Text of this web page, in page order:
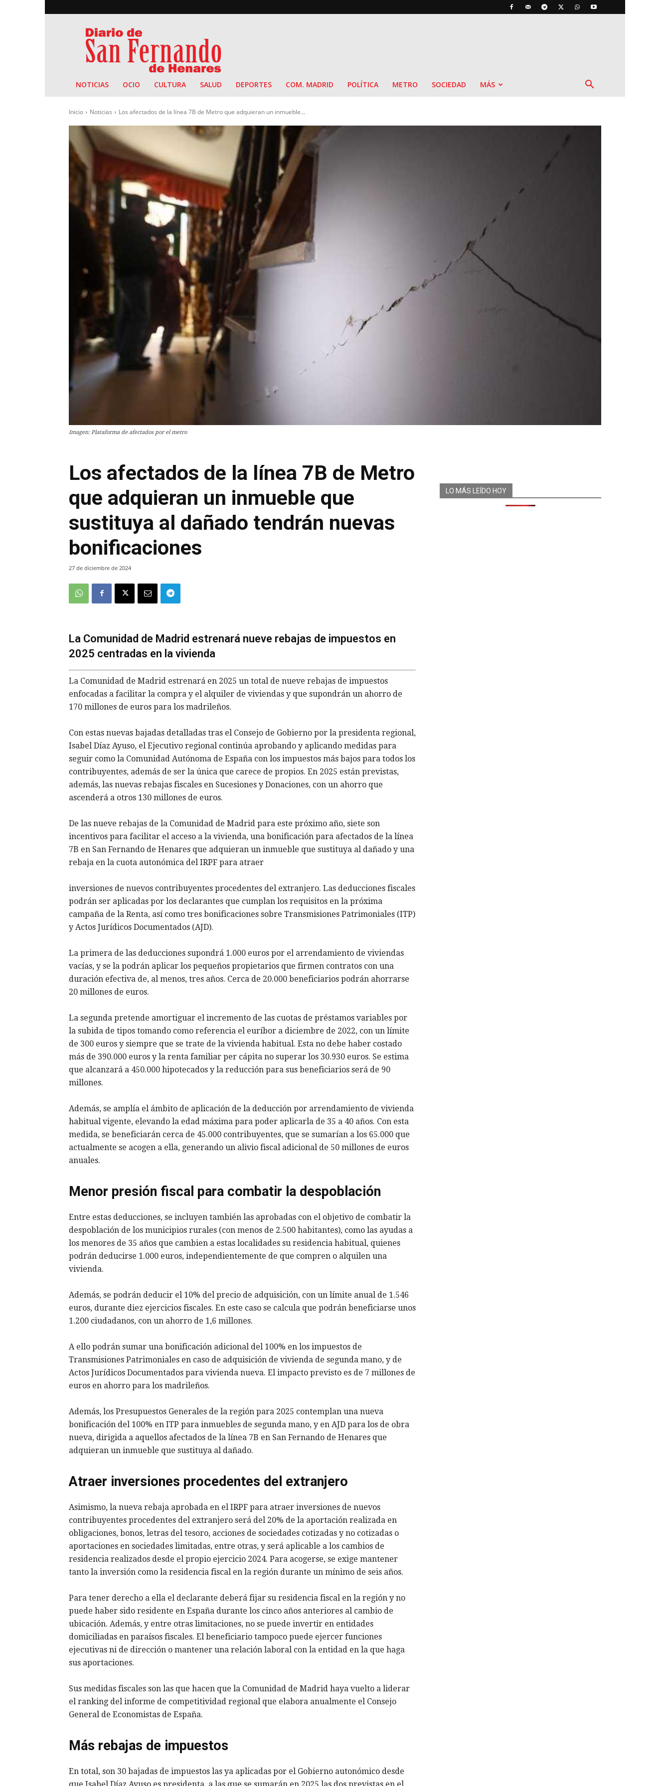
Diario
de
San
NOTICIAS OCIO CULTURA SALUD DEPORTES COM. MADRID POLÍTICA METRO SOCIEDAD MÁS
Inicio Noticias Los afectados de la línea 7B de Metro que adquieran un inmueble...
Imagen: Plataforma de afectados por el metro
Los afectados de la línea 7B de Metro
que adquieran un inmueble que
sustituya al dañado tendrán nuevas
bonificaciones
27 de diciembre de 2024
La Comunidad de Madrid estrenará nueve rebajas de impuestos en
2025 centradas en la vivienda
La Comunidad de Madrid estrenará en 2025 un total de nueve rebajas de impuestos
enfocadas a facilitar la compra y el alquiler de viviendas y que supondrán un ahorro de
170 millones de euros para los madrileños.
Con estas nuevas bajadas detalladas tras el Consejo de Gobierno por la presidenta regional,
Isabel Díaz Ayuso, el Ejecutivo regional continúa aprobando y aplicando medidas para
seguir como la Comunidad Autónoma de España con los impuestos más bajos para todos los
contribuyentes, además de ser la única que carece de propios. En 2025 están previstas,
además, las nuevas rebajas fiscales en Sucesiones y Donaciones, con un ahorro que
ascenderá a otros 130 millones de euros.
De las nueve rebajas de la Comunidad de Madrid para este próximo año, siete son
incentivos para facilitar el acceso a la vivienda, una bonificación para afectados de la línea
7B en San Fernando de Henares que adquieran un inmueble que sustituya al dañado y una
rebaja en la cuota autonómica del IRPF para atraer
inversiones de nuevos contribuyentes procedentes del extranjero. Las deducciones fiscales
podrán ser aplicadas por los declarantes que cumplan los requisitos en la próxima
campaña de la Renta, así como tres bonificaciones sobre Transmisiones Patrimoniales (ITP)
y Actos Jurídicos Documentados (AJD).
La primera de las deducciones supondrá 1.000 euros por el arrendamiento de viviendas
vacías, y se la podrán aplicar los pequeños propietarios que firmen contratos con una
duración efectiva de, al menos, tres años. Cerca de 20.000 beneficiarios podrán ahorrarse
20 millones de euros.
La segunda pretende amortiguar el incremento de las cuotas de préstamos variables por
la subida de tipos tomando como referencia el euríbor a diciembre de 2022, con un límite
de 300 euros y siempre que se trate de la vivienda habitual. Esta no debe haber costado
más de 390.000 euros y la renta familiar per cápita no superar los 30.930 euros. Se estima
que alcanzará a 450.000 hipotecados y la reducción para sus beneficiarios será de 90
millones.
Además, se amplía el ámbito de aplicación de la deducción por arrendamiento de vivienda
habitual vigente, elevando la edad máxima para poder aplicarla de 35 a 40 años. Con esta
medida, se beneficiarán cerca de 45.000 contribuyentes, que se sumarían a los 65.000 que
actualmente se acogen a ella, generando un alivio fiscal adicional de 50 millones de euros
anuales.
Menor presión fiscal para combatir la despoblación
Entre estas deducciones, se incluyen también las aprobadas con el objetivo de combatir la
despoblación de los municipios rurales (con menos de 2.500 habitantes), como las ayudas a
los menores de 35 años que cambien a estas localidades su residencia habitual, quienes
podrán deducirse 1.000 euros, independientemente de que compren o alquilen una
vivienda.
Además, se podrán deducir el 10% del precio de adquisición, con un límite anual de 1.546
euros, durante diez ejercicios fiscales. En este caso se calcula que podrán beneficiarse unos
1.200 ciudadanos, con un ahorro de 1,6 millones.
A ello podrán sumar una bonificación adicional del 100% en los impuestos de
Transmisiones Patrimoniales en caso de adquisición de vivienda de segunda mano, y de
Actos Jurídicos Documentados para vivienda nueva. El impacto previsto es de 7 millones de
euros en ahorro para los madrileños.
Además, los Presupuestos Generales de la región para 2025 contemplan una nueva
bonificación del 100% en ITP para inmuebles de segunda mano, y en AJD para los de obra
nueva, dirigida a aquellos afectados de la línea 7B en San Fernando de Henares que
adquieran un inmueble que sustituya al dañado.
Atraer inversiones procedentes del extranjero
Asimismo, la nueva rebaja aprobada en el IRPF para atraer inversiones de nuevos
contribuyentes procedentes del extranjero será del 20% de la aportación realizada en
obligaciones, bonos, letras del tesoro, acciones de sociedades cotizadas y no cotizadas o
aportaciones en sociedades limitadas, entre otras, y será aplicable a los cambios de
residencia realizados desde el propio ejercicio 2024. Para acogerse, se exige mantener
tanto la inversión como la residencia fiscal en la región durante un mínimo de seis años.
Para tener derecho a ella el declarante deberá fijar su residencia fiscal en la región y no
puede haber sido residente en España durante los cinco años anteriores al cambio de
ubicación. Además, y entre otras limitaciones, no se puede invertir en entidades
domiciliadas en paraísos fiscales. El beneficiario tampoco puede ejercer funciones
ejecutivas ni de dirección o mantener una relación laboral con la entidad en la que haga
sus aportaciones.
Sus medidas fiscales son las que hacen que la Comunidad de Madrid haya vuelto a liderar
el ranking del informe de competitividad regional que elabora anualmente el Consejo
General de Economistas de España.
Más rebajas de impuestos
En total, son 30 bajadas de impuestos las ya aplicadas por el Gobierno autonómico desde
LO MÁS LEÍDO HOY